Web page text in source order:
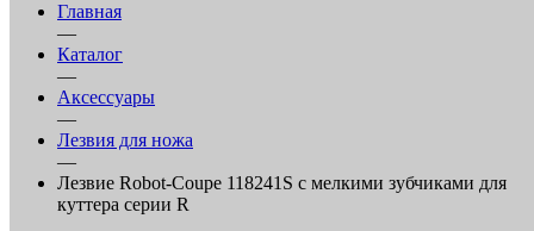
Главная
—
Каталог
—
Аксессуары
—
Лезвия для ножа
—
Лезвие Robot-Coupe 118241S с мелкими зубчиками для
куттера серии R